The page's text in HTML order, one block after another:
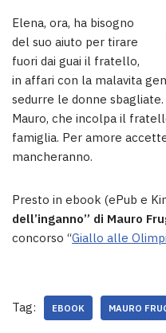
Elena, ora, ha bisogno
del suo aiuto per tirare
fuori dai guai il fratello,
in affari con la malavita
sedurre le donne
Mauro, che incolpa il
famiglia. Per amore
mancheranno.
Presto in ebook (ePub e
dell’inganno” di Mauro
concorso “Giallo alle
Tag: EBOOK MAURO